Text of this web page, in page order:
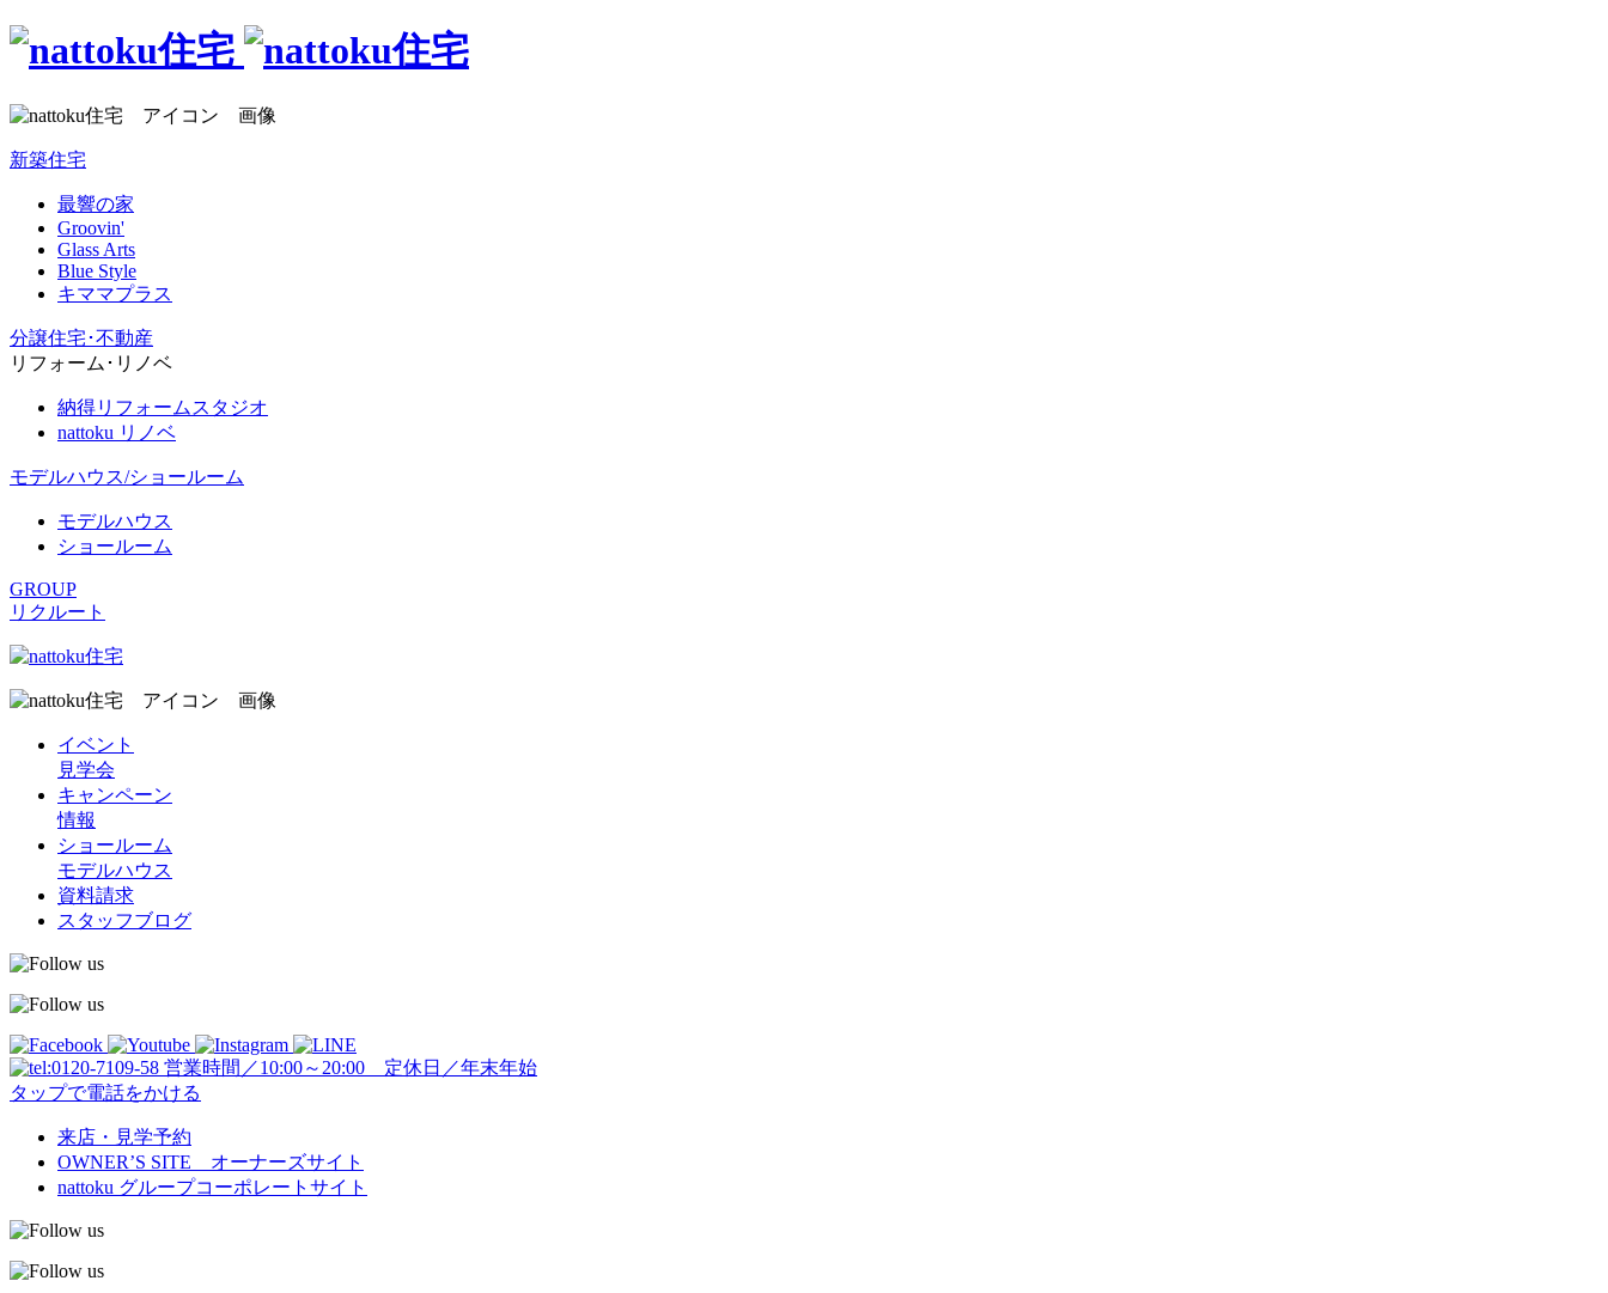
新築住宅
最響の家
Groovin'
Glass Arts
Blue Style
キママプラス
分譲住宅･不動産
リフォーム･リノベ
納得リフォームスタジオ
nattoku リノベ
モデルハウス/ショールーム
モデルハウス
ショールーム
GROUP
リクルート
イベント
見学会
キャンペーン
情報
ショールーム
モデルハウス
資料請求
スタッフブログ
営業時間／10:00～20:00 定休日／年末年始
タップで電話をかける
来店・見学予約
OWNER’S SITE オーナーズサイト
nattoku グループコーポレートサイト